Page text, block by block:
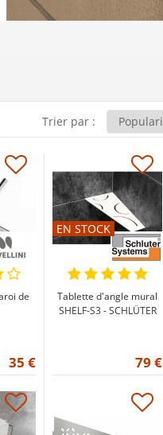
Trier par :
de
35 €
EN STOCK
Tablette d'angle mural
SHELF-S3 - SCHLÜTER
79 €